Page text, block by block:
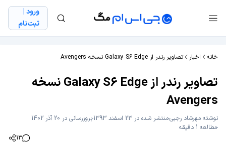
ورود |
ثبت‌نام
خانه اخبار تصاویر رندر از Galaxy S6 Edge نسخه Avengers
تصاویر رندر از Galaxy S6 Edge نسخه
Avengers
نوشته مهرشاد رجبیمنتشر شده در 23 اسفند 1393
بروزرسانی در 20 آذر 1402
مطالعه 1 دقیقه
13